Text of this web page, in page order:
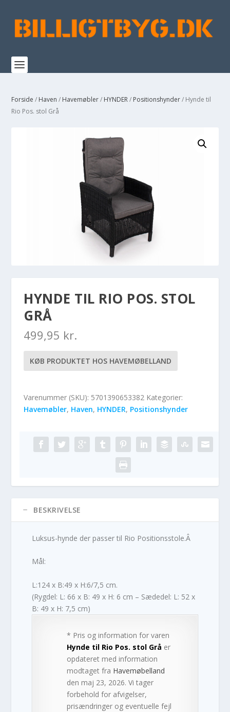
Forside / Haven / Havemøbler/ HYNDER/ Positionshynder/ Hynde til
Rio Pos. stol Grå
HYNDE TIL RIO POS. STOL
GRÅ
499,95 kr.
KØB PRODUKTET HOS HAVEMØBELLAND
Varenummer (SKU): 5701390653382 Kategorier:
Havemøbler, Haven, HYNDER, Positionshynder
BESKRIVELSE
Luksus-hynde der passer til Rio Positionsstole.Â
Mål:
L:124 x B:49 x H:6/7,5 cm.
(Rygdel: L: 66 x B: 49 x H: 6 cm – Sædedel: L: 52 x
B: 49 x H: 7,5 cm)
* Pris og information for varen
Hynde til Rio Pos. stol Grå er
opdateret med information
modtaget fra Havemøbelland
den maj 23, 2026. Vi tager
forbehold for afvigelser,
prisændringer og eventuelle fejl